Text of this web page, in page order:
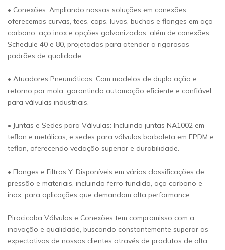
• Conexões: Ampliando nossas soluções em conexões,
oferecemos curvas, tees, caps, luvas, buchas e flanges em aço
carbono, aço inox e opções galvanizadas, além de conexões
Schedule 40 e 80, projetadas para atender a rigorosos
padrões de qualidade.
• Atuadores Pneumáticos: Com modelos de dupla ação e
retorno por mola, garantindo automação eficiente e confiável
para válvulas industriais.
• Juntas e Sedes para Válvulas: Incluindo juntas NA1002 em
teflon e metálicas, e sedes para válvulas borboleta em EPDM e
teflon, oferecendo vedação superior e durabilidade.
• Flanges e Filtros Y: Disponíveis em várias classificações de
pressão e materiais, incluindo ferro fundido, aço carbono e
inox, para aplicações que demandam alta performance.
Piracicaba Válvulas e Conexões tem compromisso com a
inovação e qualidade, buscando constantemente superar as
expectativas de nossos clientes através de produtos de alta